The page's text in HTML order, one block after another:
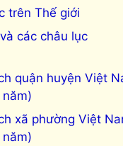
trên Thế giới
các châu lục
quận huyện Việt
xã phường Việt